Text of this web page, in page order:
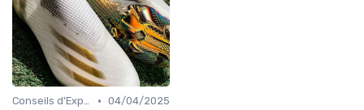
Conseils d'Experts • 04/04/2025